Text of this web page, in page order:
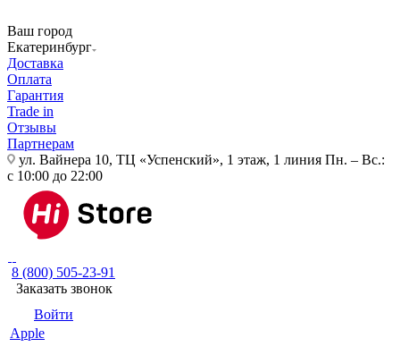
Ваш город
Екатеринбург
Доставка
Оплата
Гарантия
Trade in
Отзывы
Партнерам
ул. Вайнера 10, ТЦ «Успенский», 1 этаж, 1 линия Пн. – Вс.:
с 10:00 до 22:00
8 (800) 505-23-91
Заказать звонок
Войти
Apple